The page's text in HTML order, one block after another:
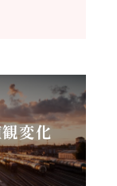
観変化